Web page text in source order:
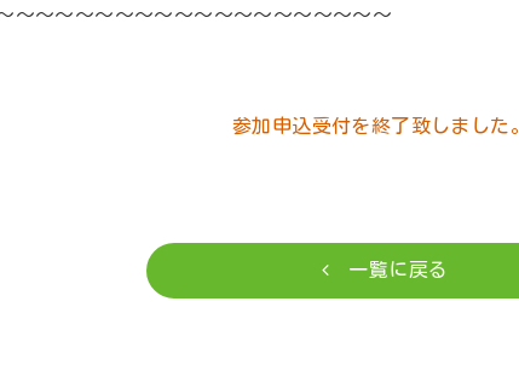
～～～～～～～～～～～～～～～～～～～
参加申込受付を終了致しました。
一覧に戻る